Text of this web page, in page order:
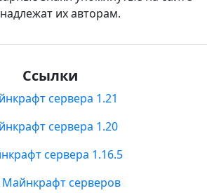
их авторам.
Ссылки
сервера 1.21
сервера 1.20
сервера 1.16.5
Майнкрафт серверов